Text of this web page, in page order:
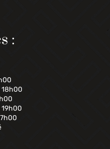
:
18h00